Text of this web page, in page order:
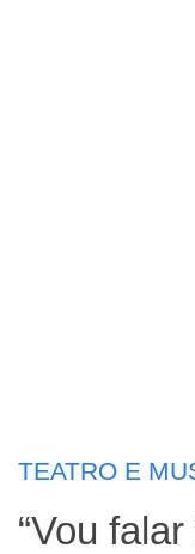
TEATRO E
“Vou